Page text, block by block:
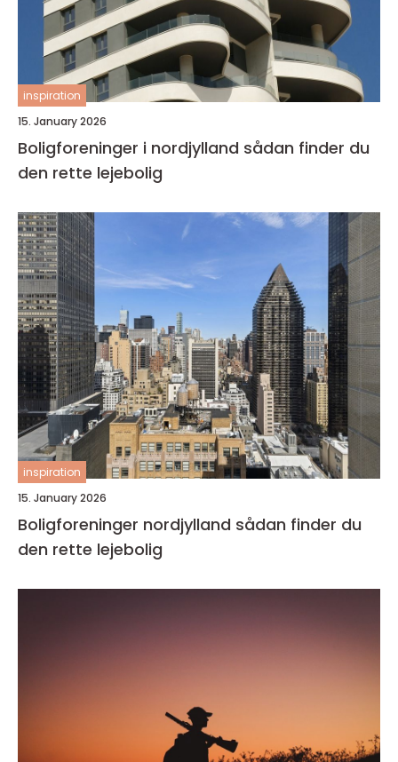
inspiration
15. January 2026
Boligforeninger i nordjylland sådan finder du
den rette lejebolig
inspiration
15. January 2026
Boligforeninger nordjylland sådan finder du
den rette lejebolig